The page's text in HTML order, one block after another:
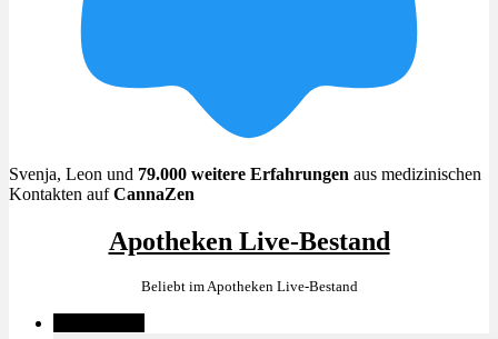
Menü
Svenja, Leon und 79.000 weitere Erfahrungen aus medizinischen
Kontakten aufCannaZen
Apotheken Live-Bestand
Beliebt im Apotheken Live-Bestand